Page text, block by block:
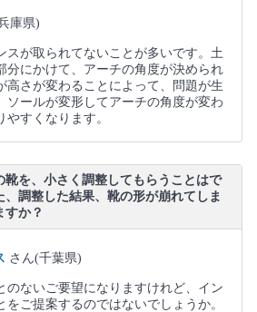
庫県)
スが取られてないことが多いです。土
分にかけて、アーチの角度が決められ
高さが変わることによって、問題が生
ソールが変形してアーチの角度が変わ
やすくなります。
靴を、小さく調整してもらうことはで
、調整した結果、靴の形が崩れてしま
すか？
さん(千葉県)
のないご要望になりますけれど、イン
をご提案するのではないでしょうか。